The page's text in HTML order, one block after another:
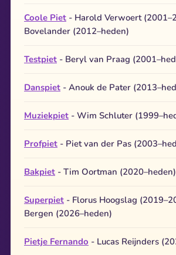
Coole Piet - Harold Verwoert
Bovelander (2012–heden)
Testpiet - Beryl van Praag
Danspiet - Anouk de Pater
Muziekpiet - Wim Schluter
Profpiet - Piet van der Pas
Bakpiet - Tim Oortman (2020–heden)
Superpiet - Florus Hoogslag
Bergen (2026–heden)
Pietje Fernando - Lucas Reijnders